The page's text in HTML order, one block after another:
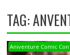
TAG:
Aniventure Comic Con